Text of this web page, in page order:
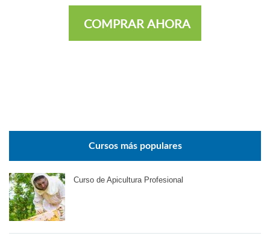
COMPRAR AHORA
Cursos más populares
Curso de Apicultura Profesional